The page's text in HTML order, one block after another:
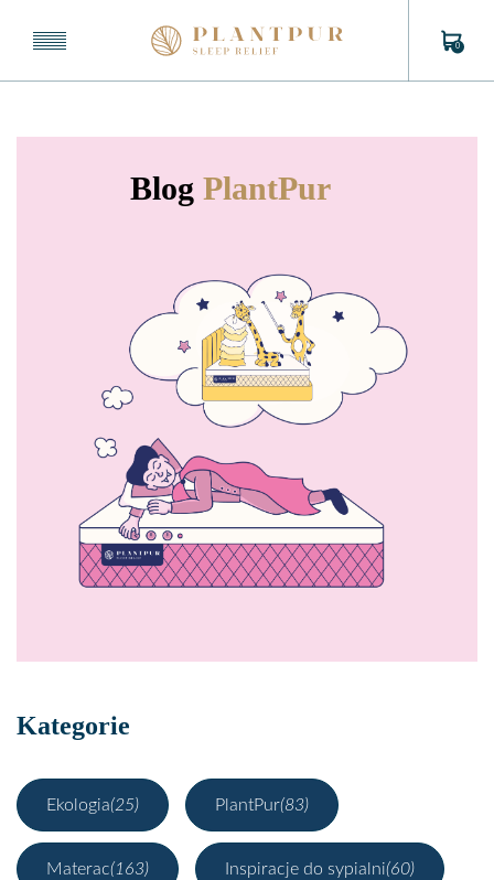
0
Blog PlantPur
Kategorie
Ekologia(25) PlantPur(83)
Materac(163) Inspiracje do sypialni(60)